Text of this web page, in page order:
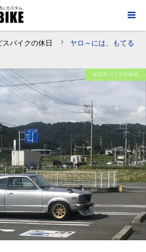
スバイクの休日
ヤロ～には、もてる
エビスバイクの休日